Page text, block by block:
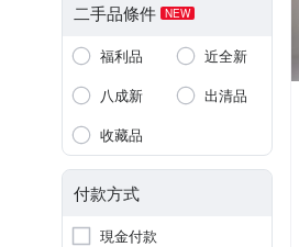
二手品條件 NEW
福利品
近全新
八成新
出清品
收藏品
付款方式
現金付款